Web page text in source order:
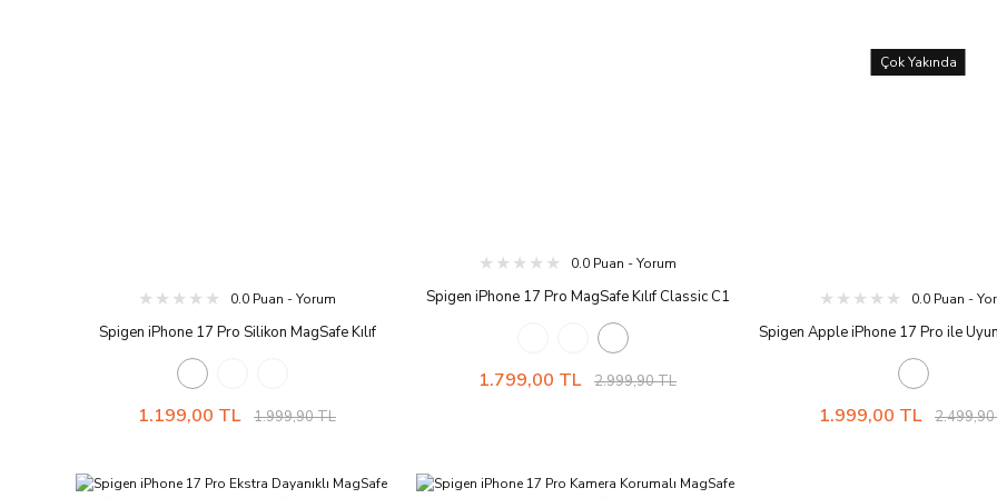
0.0 Puan - Yorum
Spigen iPhone 17 Pro Silikon MagSafe Kılıf
Silicone Fit Hava Kanalı Teknolojisi™ Askeri Sınıf
Koruma MagFit Kaymaz Kapak Black
1.199,00 TL 1.999,90 TL
0.0 Puan - Yorum
Spigen iPhone 17 Pro MagSafe Kılıf Classic C1
Hava Kanalı Teknolojisi™ Askeri Sınıf Koruma
MagFit iMac Tasarım Kapak Tangerine
1.799,00 TL 2.999,90 TL
Çok Yakında
0.0 Puan -
Spigen Apple iPhone 17 Pro ile
Kılıf Classic LS Kamera Butonu
Kanalı Teknolojisi™ Askeri Sınıf
1.999,00 TL